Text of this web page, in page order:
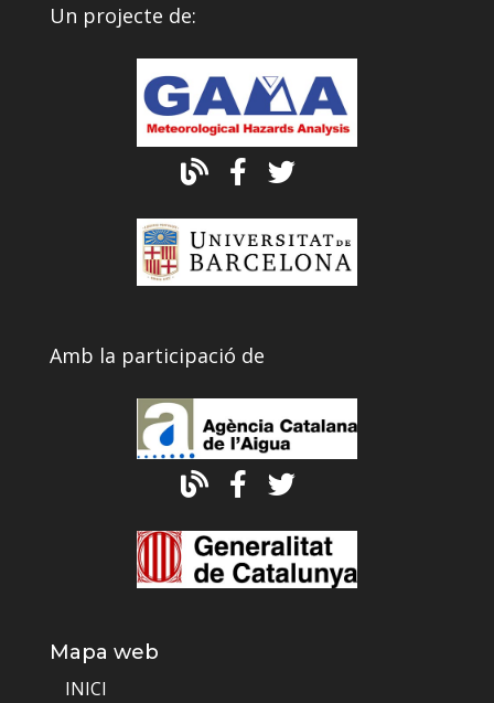
Un projecte de:
Amb la participació de
Mapa web
INICI